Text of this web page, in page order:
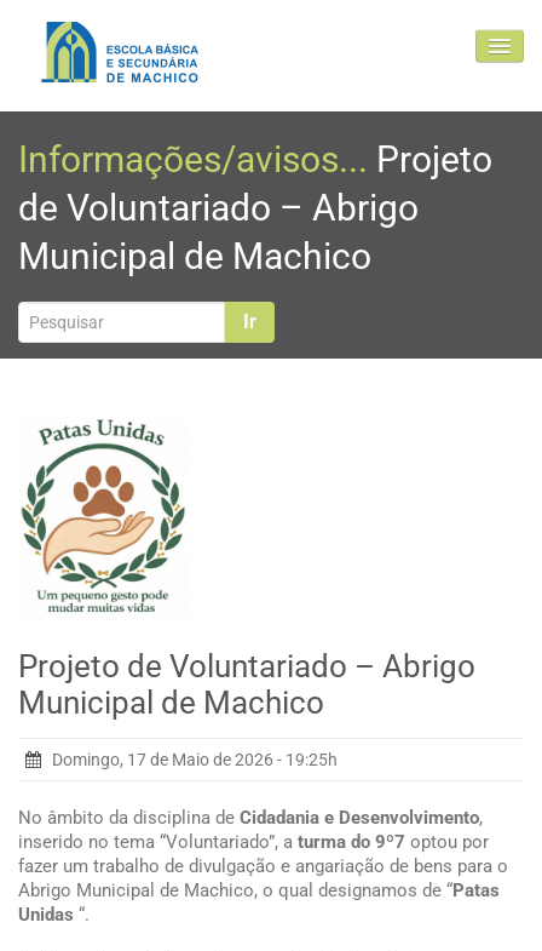
EBSM
Comunidade Educativa
Clubes e projetos
Atualidade
Contactos
Informações/avisos... Projeto
de Voluntariado – Abrigo
Municipal de Machico
Ir
Projeto de Voluntariado – Abrigo
Municipal de Machico
Domingo, 17 de Maio de 2026 - 19:25h
No âmbito da disciplina de Cidadania e Desenvolvimento,
inserido no tema “Voluntariado”, a turma do 9º7 optou por
fazer um trabalho de divulgação e angariação de bens para o
Abrigo Municipal de Machico, o qual designamos de “Patas
Unidas “.